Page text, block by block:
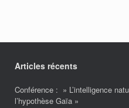
Articles récents
Conférence : » L’intelligence
l’hypothèse Gaïa »